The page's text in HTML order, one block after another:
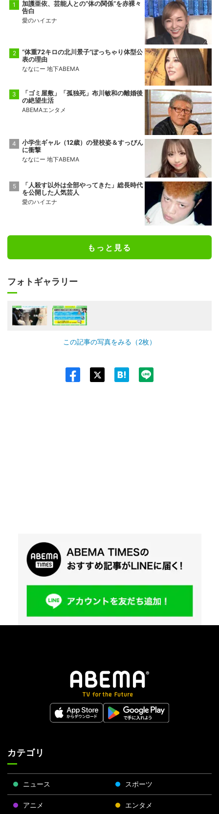
加護亜依、芸能人との“体の関係”を赤裸々
告白
愛のハイエナ
“体重72キロの北川景子”ぽっちゃり体型公
表の理由
ななにー 地下ABEMA
「ゴミ屋敷」「孤独死」布川敏和の離婚後
の絶望生活
ABEMAエンタメ
小学生ギャル（12歳）の登校姿＆すっぴん
に衝撃
ななにー 地下ABEMA
「人殺す以外は全部やってきた」総長時代
を公開した人気芸人
愛のハイエナ
もっと見る
フォトギャラリー
この記事の写真をみる（2枚）
カテゴリ
ニュース スポーツ
アニメ エンタメ